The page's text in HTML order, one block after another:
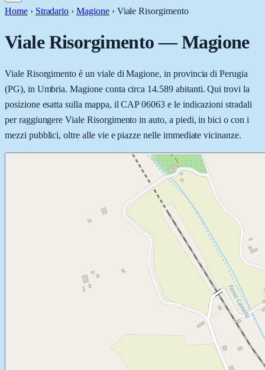
Home › Stradario › Magione › Viale Risorgimento
Viale Risorgimento—Magione
Viale Risorgimento è un viale di Magione, in provincia di Perugia
(PG), in Umbria. Magione conta circa 14.589 abitanti. Qui trovi la
posizione esatta sulla mappa, il CAP 06063 e le indicazioni stradali
per raggiungere Viale Risorgimento in auto, a piedi, in bici o con i
mezzi pubblici, oltre alle vie e piazze nelle immediate vicinanze.